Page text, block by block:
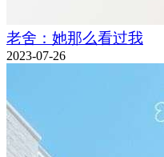
老舍：她那么看过我
2023-07-26